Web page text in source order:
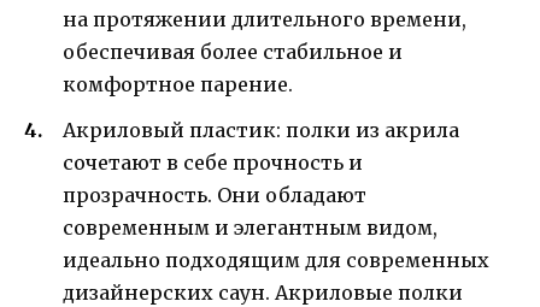
на протяжении длительного времени,
обеспечивая более стабильное и
комфортное парение.
Акриловый пластик: полки из акрила
сочетают в себе прочность и
прозрачность. Они обладают
современным и элегантным видом,
идеально подходящим для современных
дизайнерских саун. Акриловые полки